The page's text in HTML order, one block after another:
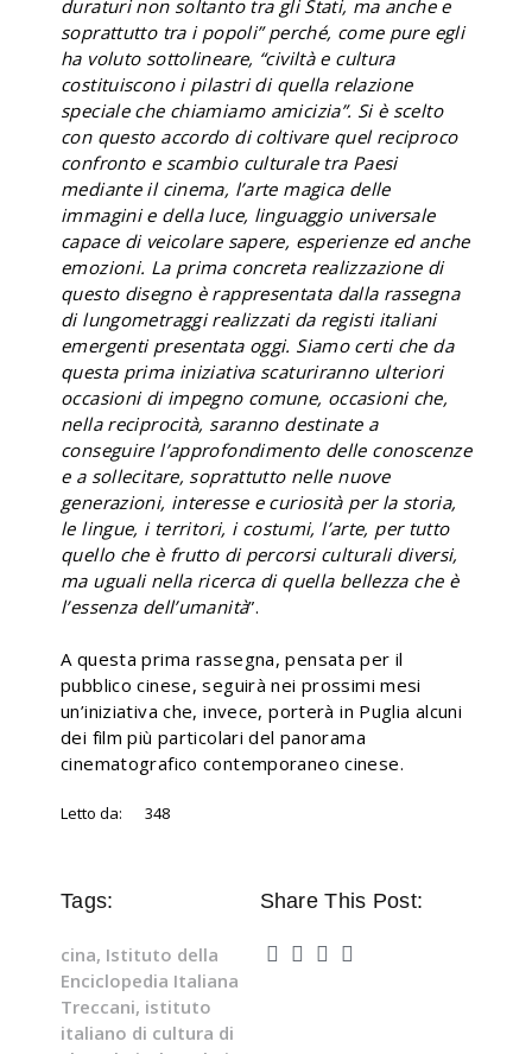
duraturi non soltanto tra gli Stati, ma anche e
soprattutto tra i popoli” perché, come pure egli
ha voluto sottolineare, “civiltà e cultura
costituiscono i pilastri di quella relazione
speciale che chiamiamo amicizia”. Si è scelto
con questo accordo di coltivare quel reciproco
confronto e scambio culturale tra Paesi
mediante il cinema, l’arte magica delle
immagini e della luce, linguaggio universale
capace di veicolare sapere, esperienze ed anche
emozioni. La prima concreta realizzazione di
questo disegno è rappresentata dalla rassegna
di lungometraggi realizzati da registi italiani
emergenti presentata oggi. Siamo certi che da
questa prima iniziativa scaturiranno ulteriori
occasioni di impegno comune, occasioni che,
nella reciprocità, saranno destinate a
conseguire l’approfondimento delle conoscenze
e a sollecitare, soprattutto nelle nuove
generazioni, interesse e curiosità per la storia,
le lingue, i territori, i costumi, l’arte, per tutto
quello che è frutto di percorsi culturali diversi,
ma uguali nella ricerca di quella bellezza che è
l’essenza dell’umanità”.
A questa prima rassegna, pensata per il
pubblico cinese, seguirà nei prossimi mesi
un’iniziativa che, invece, porterà in Puglia alcuni
dei film più particolari del panorama
cinematografico contemporaneo cinese.
Letto da: 348
Tags:
cina, Istituto della
Enciclopedia Italiana
Treccani, istituto
italiano di cultura di
Share This Post: